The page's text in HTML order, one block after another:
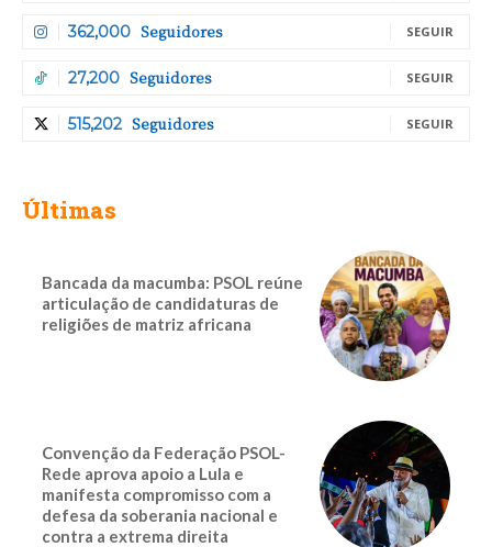
362,000 Seguidores SEGUIR
27,200 Seguidores SEGUIR
515,202 Seguidores SEGUIR
Últimas
Bancada da macumba: PSOL reúne
articulação de candidaturas de
religiões de matriz africana
Convenção da Federação PSOL-
Rede aprova apoio a Lula e
manifesta compromisso com a
defesa da soberania nacional e
contra a extrema direita